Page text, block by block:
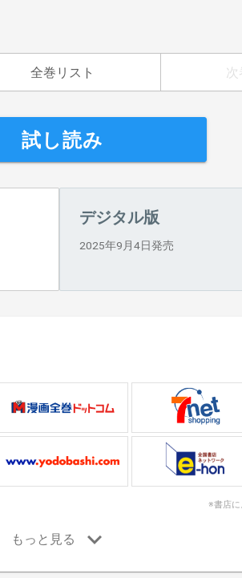
全巻リスト 次
試し読み
デジタル版
2025年9月4日発売
※書店に